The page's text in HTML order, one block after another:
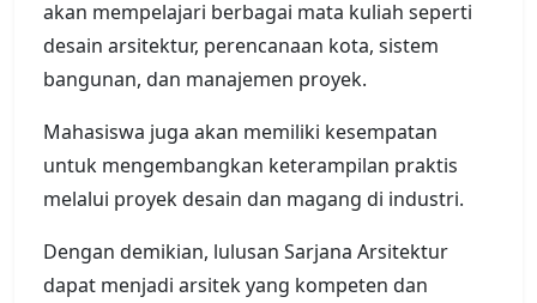
akan mempelajari berbagai mata kuliah seperti
desain arsitektur, perencanaan kota, sistem
bangunan, dan manajemen proyek.
Mahasiswa juga akan memiliki kesempatan
untuk mengembangkan keterampilan praktis
melalui proyek desain dan magang di industri.
Dengan demikian, lulusan Sarjana Arsitektur
dapat menjadi arsitek yang kompeten dan